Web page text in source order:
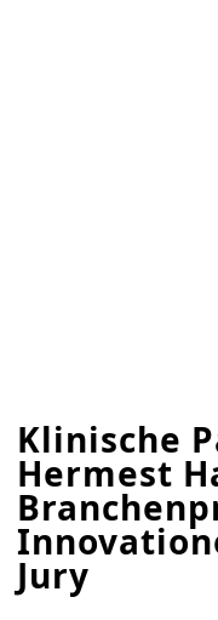
Klinische
Hermest
Jury